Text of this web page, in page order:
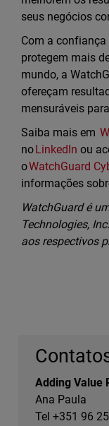
seus negócios
Com a
protegem mais
mundo, a
ofereçam
mensuráveis
Saiba mais em
no LinkedIn ou
oWatchGuard
informações
WatchGuard é
Technologies,
aos respectivos
Adding Value
Ana Paula
Tel +351 96